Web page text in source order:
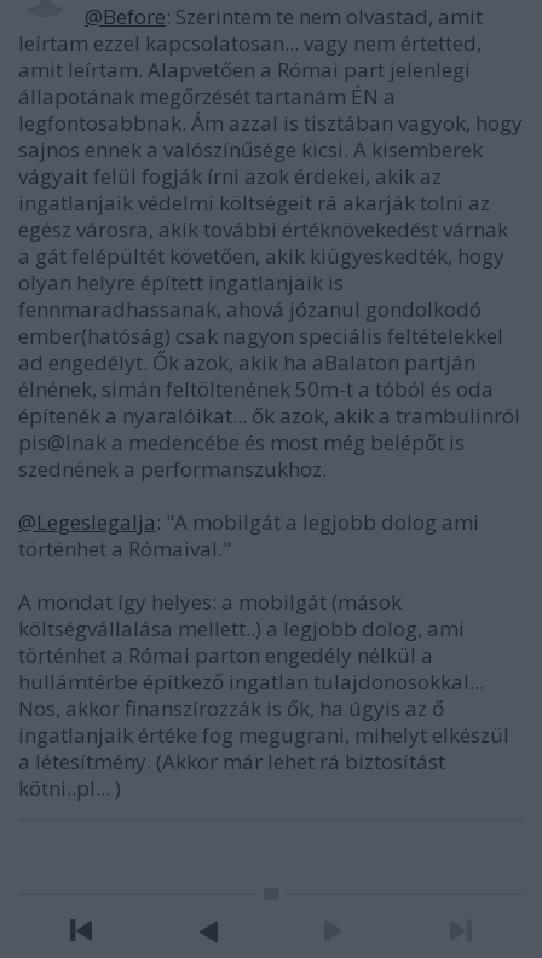
@Before: Szerintem te nem olvastad, amit
leírtam ezzel kapcsolatosan... vagy nem értetted,
amit leírtam. Alapvetően a Római part jelenlegi
állapotának megőrzését tartanám ÉN a
legfontosabbnak. Ám azzal is tisztában vagyok, hogy
sajnos ennek a valószínűsége kicsi. A kisemberek
vágyait felül fogják írni azok érdekei, akik az
ingatlanjaik védelmi költségeit rá akarják tolni az
egész városra, akik további értéknövekedést várnak
a gát felépültét követően, akik kiügyeskedték, hogy
olyan helyre épített ingatlanjaik is
fennmaradhassanak, ahová józanul gondolkodó
ember(hatóság) csak nagyon speciális feltételekkel
ad engedélyt. Ők azok, akik ha aBalaton partján
élnének, simán feltöltenének 50m-t a tóból és oda
építenék a nyaralóikat... ők azok, akik a trambulinról
pis@lnak a medencébe és most még belépőt is
szednének a performanszukhoz.
@Legeslegalja: "A mobilgát a legjobb dolog ami
történhet a Rómaival."
A mondat így helyes: a mobilgát (mások
költségvállalása mellett..) a legjobb dolog, ami
történhet a Római parton engedély nélkül a
hullámtérbe építkező ingatlan tulajdonosokkal...
Nos, akkor finanszírozzák is ők, ha úgyis az ő
ingatlanjaik értéke fog megugrani, mihelyt elkészül
a létesítmény. (Akkor már lehet rá biztosítást
kötni..pl... )